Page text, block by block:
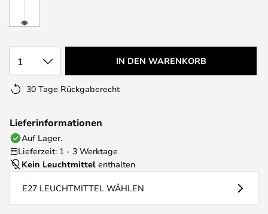
1 IN DEN WARENKORB
30 Tage Rückgaberecht
Lieferinformationen
Auf Lager.
Lieferzeit: 1 - 3 Werktage
Kein Leuchtmittel enthalten
E27 LEUCHTMITTEL WÄHLEN